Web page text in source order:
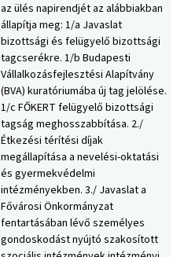
az ülés napirendjét az alábbiakban
állapítja meg: 1/a Javaslat
bizottsági és felügyelő bizottsági
tagcserékre. 1/b Budapesti
Vállalkozásfejlesztési Alapítvány
(BVA) kuratóriumába új tag jelölése.
1/c FŐKERT felügyelő bizottsági
tagság meghosszabbítása. 2./
Étkezési térítési díjak
megállapítása a nevelési-oktatási
és gyermekvédelmi
intézményekben. 3./ Javaslat a
Fővárosi Önkormányzat
fentartásában lévő személyes
gondoskodást nyújtó szakosított